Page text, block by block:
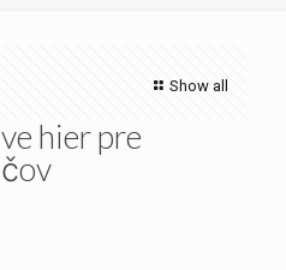
Show all
hier pre